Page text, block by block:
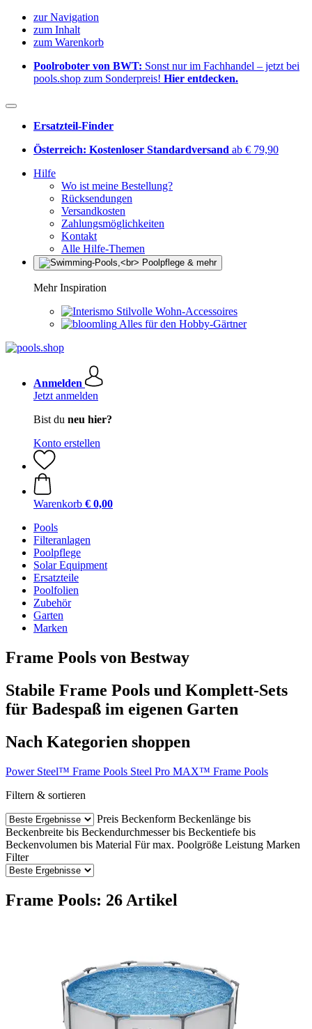
zur Navigation
zum Inhalt
zum Warenkorb
Poolroboter von BWT: Sonst nur im Fachhandel – jetzt bei
pools.shop zum Sonderpreis! Hier entdecken.
Ersatzteil-Finder
Österreich: Kostenloser Standardversand ab € 79,90
Hilfe
Wo ist meine Bestellung?
Rücksendungen
Versandkosten
Zahlungsmöglichkeiten
Kontakt
Alle Hilfe-Themen
Mehr Inspiration
Stilvolle Wohn-Accessoires
Alles für den Hobby-Gärtner
Anmelden
Jetzt anmelden
Bist du neu hier?
Konto erstellen
Warenkorb € 0,00
Pools
Filteranlagen
Poolpflege
Solar Equipment
Ersatzteile
Poolfolien
Zubehör
Garten
Marken
Frame Pools von Bestway
Stabile Frame Pools und Komplett-Sets
für Badespaß im eigenen Garten
Nach Kategorien shoppen
Power Steel™ Frame Pools Steel Pro MAX™ Frame Pools
Filtern & sortieren
Preis Beckenform Beckenlänge bis
Beckenbreite bis Beckendurchmesser bis Beckentiefe bis
Beckenvolumen bis Material Für max. Poolgröße Leistung Marken
Filter
Frame Pools: 26 Artikel